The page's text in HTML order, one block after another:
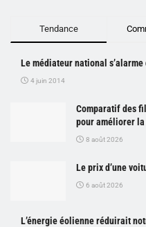
Tendance
Le médiateur national
4 juin 2014
Comparatif des
pour améliorer la
8 août 2026
Le prix d’une
6 août 2026
L’énergie éolienne réduirait